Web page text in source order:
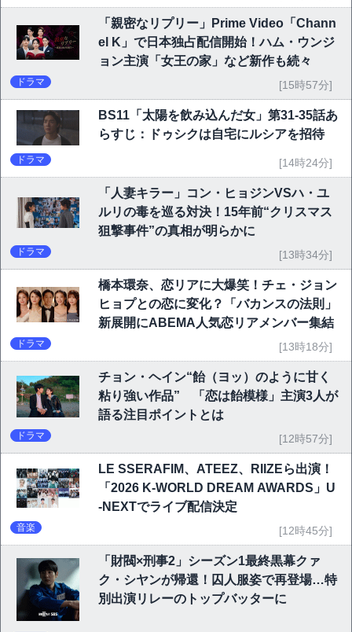
「親密なリプリー」Prime Video「Chann
el K」で日本独占配信開始！ハム・ウンジ
ョン主演「女王の家」など新作も続々
ドラマ [15時57分]
BS11「太陽を飲み込んだ女」第31-35話あ
らすじ：ドゥシクは自宅にルシアを招待
ドラマ [14時24分]
「人妻キラー」コン・ヒョジンVSハ・ユ
ルリの毒を巡る対決！15年前“クリスマス
狙撃事件”の真相が明らかに
ドラマ [13時34分]
橋本環奈、恋リアに大爆笑！チェ・ジョン
ヒョプとの恋に変化？「バカンスの法則」
新展開にABEMA人気恋リアメンバー集結
ドラマ [13時18分]
チョン・ヘイン“飴（ヨッ）のように甘く
粘り強い作品” 「恋は飴模様」主演3人が
語る注目ポイントとは
ドラマ [12時57分]
LE SSERAFIM、ATEEZ、RIIZEら出演！
「2026 K-WORLD DREAM AWARDS」U
-NEXTでライブ配信決定
音楽 [12時45分]
「財閥×刑事2」シーズン1最終黒幕クァ
ク・シヤンが帰還！囚人服姿で再登場…特
別出演リレーのトップバッターに